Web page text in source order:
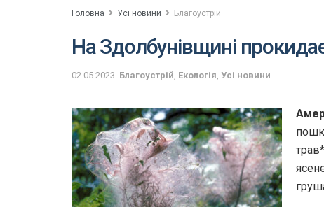
Головна Усі новини Благоустрій
На Здолбунівщині
02.05.2023 Благоустрій, Екологія, Усі новини